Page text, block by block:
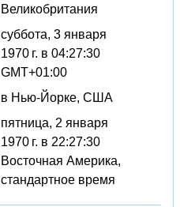
Великобритания
суббота, 3 января
1970 г. в 04:27:30
GMT+01:00
в Нью-Йорке, США
пятница, 2 января
1970 г. в 22:27:30
Восточная Америка,
стандартное время